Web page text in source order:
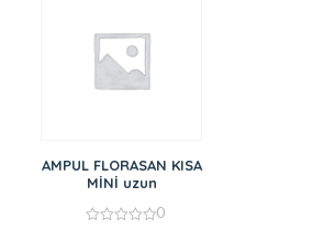
AMPUL FLORASAN KISA
MİNİ uzun
0